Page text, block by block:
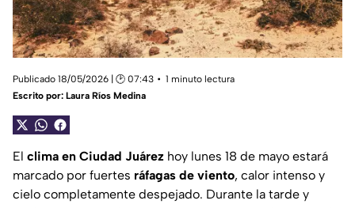
Publicado 18/05/2026 | 🕑 07:43
1 minuto lectura
Escrito por: Laura Ríos Medina
El clima en Ciudad Juárez hoy lunes 18 de mayo estará
marcado por fuertes ráfagas de viento, calor intenso y
cielo completamente despejado. Durante la tarde y